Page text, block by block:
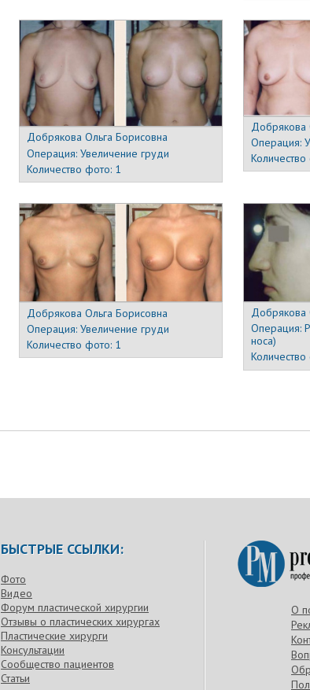
Добрякова Ольга Борисовна
Операция: Увеличение груди
Количество фото: 1
Добрякова
Операция:
Добрякова Ольга Борисовна
Операция: Увеличение груди
Количество фото: 1
Добрякова
Операция:
носа)
БЫСТРЫЕ ССЫЛКИ:
Фото
Видео
Форум пластической хирургии
Отзывы о пластических хирургах
Пластические хирурги
Консультации
Сообщество пациентов
Статьи
О